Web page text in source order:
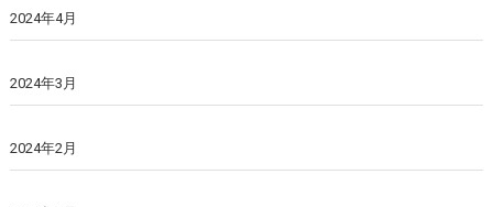
2024年4月
2024年3月
2024年2月